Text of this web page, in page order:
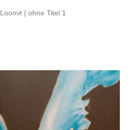
Loomit | ohne Titel 1